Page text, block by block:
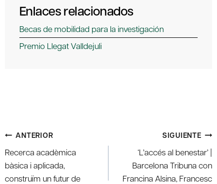
Enlaces relacionados
Becas de mobilidad para la investigación
Premio Llegat Valldejuli
Navegación
de
entradas
ANTERIOR
Recerca acadèmica
bàsica i aplicada,
construïm un futur de
SIGUIENTE
‘L’accés al benestar’ |
Barcelona Tribuna con
Francina Alsina, Francesc